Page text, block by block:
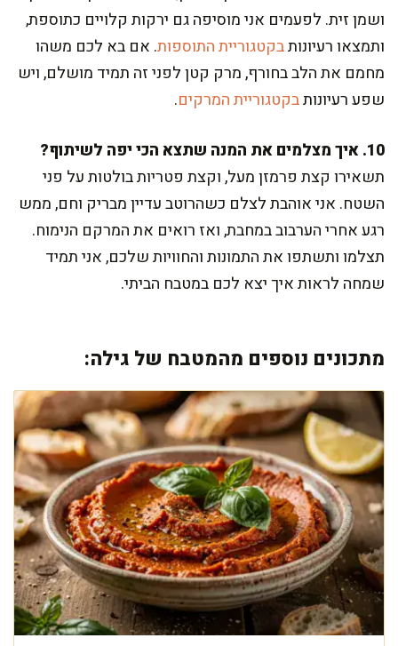
ושמן זית. לפעמים אני מוסיפה גם ירקות קלויים כתוספת,
ותמצאו רעיונותבקטגוריית התוספות. אם בא לכם משהו
מחמם את הלב בחורף, מרק קטן לפני זה תמיד מושלם, ויש
שפע רעיונותבקטגוריית המרקים.
10. איך מצלמים את המנה שתצא הכי יפה לשיתוף?
תשאירו קצת פרמזן מעל, וקצת פטריות בולטות על פני
השטח. אני אוהבת לצלם כשהרוטב עדיין מבריק וחם, ממש
רגע אחרי הערבוב במחבת, ואז רואים את המרקם הנימוח.
תצלמו ותשתפו את התמונות והחוויות שלכם, אני תמיד
שמחה לראות איך יצא לכם במטבח הביתי.
מתכונים נוספים מהמטבח של גילה: